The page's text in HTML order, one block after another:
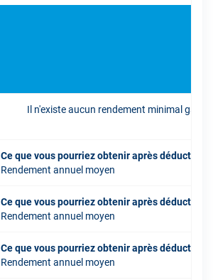
Il n'existe aucun rendement minimal
Ce que vous pourriez obtenir après déduction
Rendement annuel moyen
Ce que vous pourriez obtenir après déduction
Rendement annuel moyen
Ce que vous pourriez obtenir après déduction
Rendement annuel moyen